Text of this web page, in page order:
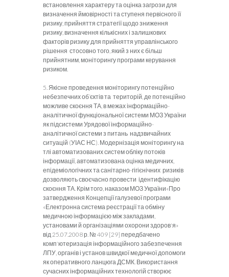
встановлення характеру та оцінка загрози для
визначення ймовірності та ступеня первісного її
ризику, прийняття стратегії щодо зниження
ризику, визначення кількісних і залишкових
факторів ризику для прийняття управлінського
рішення стосовно того, який з них є більш
прийнятним, моніторингу програми керування
ризиком.
5. Якісне проведення моніторингу потенційно
небезпечних об’єктів та територій, де потенційно
можливе скоєння ТА, в межах інформаційно-
аналітичної функціональної системи МОЗ України
як підсистеми Урядової інформаційно-
аналітичної системи з питань надзвичайних
ситуацій (УІАС НС). Модернізація моніторингу на
тлі автоматизованих систем обліку потоків
інформації, автоматизована оцінка медичних,
епідеміологічних та санітарно-гігієнічних ризиків
дозволяють своєчасно провести ідентифікацію
скоєння ТА. Крім того, наказом МОЗ України«Про
затвердження Концепції галузевої програми
«Електронна система реєстрації та обміну
медичною інформацією між закладами,
установами й організаціями охорони здоров'я»
від 25.07.2008 р. № 409 [29] передбачено
комп'ютеризація інформаційного забезпечення
ЛПУ, органів і установ швидкої медичної допомоги
як оперативного ланцюга ДСМК. Використання
сучасних інформаційних технологій створює